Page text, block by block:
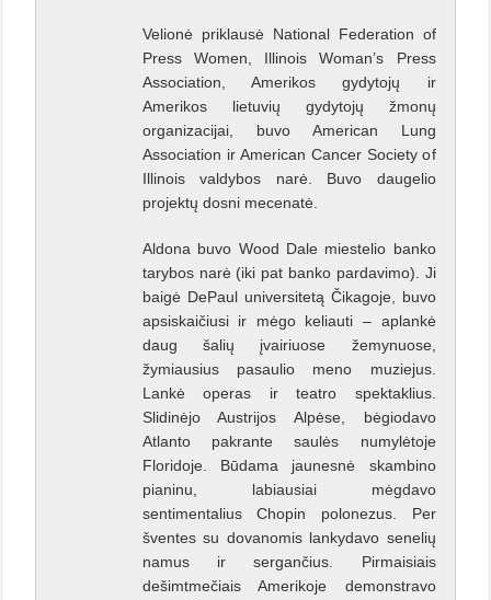
Velionė priklausė National Federation of
Press Women, Illinois Woman’s Press
Association, Amerikos gydytojų ir
Amerikos lietuvių gydytojų žmonų
organizacijai, buvo American Lung
Association ir American Cancer Society of
Illinois valdybos narė. Buvo daugelio
projektų dosni mecenatė.
Aldona buvo Wood Dale miestelio banko
tarybos narė (iki pat banko pardavimo). Ji
baigė DePaul universitetą Čikagoje, buvo
apsiskaičiusi ir mėgo keliauti – aplankė
daug šalių įvairiuose žemynuose,
žymiausius pasaulio meno muziejus.
Lankė operas ir teatro spektaklius.
Slidinėjo Austrijos Alpėse, bėgiodavo
Atlanto pakrante saulės numylėtoje
Floridoje. Būdama jaunesnė skambino
pianinu, labiausiai mėgdavo
sentimentalius Chopin polonezus. Per
šventes su dovanomis lankydavo senelių
namus ir sergančius. Pirmaisiais
dešimtmečiais Amerikoje demonstravo